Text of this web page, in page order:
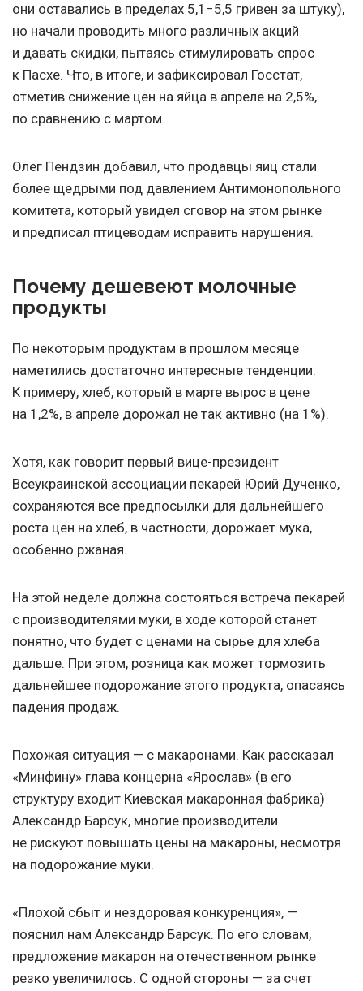
они оставались в пределах 5,1−5,5 гривен за штуку),
но начали проводить много различных акций
и давать скидки, пытаясь стимулировать спрос
к Пасхе. Что, в итоге, и зафиксировал Госстат,
отметив снижение цен на яйца в апреле на 2,5%,
по сравнению с мартом.
Олег Пендзин добавил, что продавцы яиц стали
более щедрыми под давлением Антимонопольного
комитета, который увидел сговор на этом рынке
и предписал птицеводам исправить нарушения.
Почему дешевеют молочные
продукты
По некоторым продуктам в прошлом месяце
наметились достаточно интересные тенденции.
К примеру, хлеб, который в марте вырос в цене
на 1,2%, в апреле дорожал не так активно (на 1%).
Хотя, как говорит первый вице-президент
Всеукраинской ассоциации пекарей Юрий Дученко,
сохраняются все предпосылки для дальнейшего
роста цен на хлеб, в частности, дорожает мука,
особенно ржаная.
На этой неделе должна состояться встреча пекарей
с производителями муки, в ходе которой станет
понятно, что будет с ценами на сырье для хлеба
дальше. При этом, розница как может тормозить
дальнейшее подорожание этого продукта, опасаясь
падения продаж.
Похожая ситуация — с макаронами. Как рассказал
«Минфину» глава концерна «Ярослав» (в его
структуру входит Киевская макаронная фабрика)
Александр Барсук, многие производители
не рискуют повышать цены на макароны, несмотря
на подорожание муки.
«Плохой сбыт и нездоровая конкуренция», —
пояснил нам Александр Барсук. По его словам,
предложение макарон на отечественном рынке
резко увеличилось. С одной стороны — за счет